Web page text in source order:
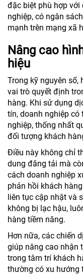
đặc biệt phù hợp với
nghiệp, có ngân
mạnh trên mạng xã
Nâng cao
hiệu
Trong kỹ nguyên
vai trò quyết định
hàng. Khi sử dụng
tín, doanh nghiệp có
nghiệp, thống nhất
đối tượng khách
Điều này không chỉ
dung đăng tải mà
cách doanh nghiệp
phản hồi khách
liên tục cập nhật và
không bị lạc hậu,
hàng tiềm năng.
Hơn nữa, các chiến
giúp nâng cao nhận
trong tâm trí khách
thường có xu hướng